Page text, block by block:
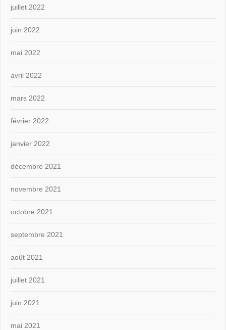
juillet 2022
juin 2022
mai 2022
avril 2022
mars 2022
février 2022
janvier 2022
décembre 2021
novembre 2021
octobre 2021
septembre 2021
août 2021
juillet 2021
juin 2021
mai 2021